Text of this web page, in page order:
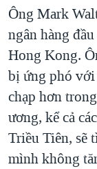
Ông Mark
ngân hàng
Hong Kong.
bị ứng phó với
chạp hơn
ương, kể cả
Triều Tiên, sẽ
mình không